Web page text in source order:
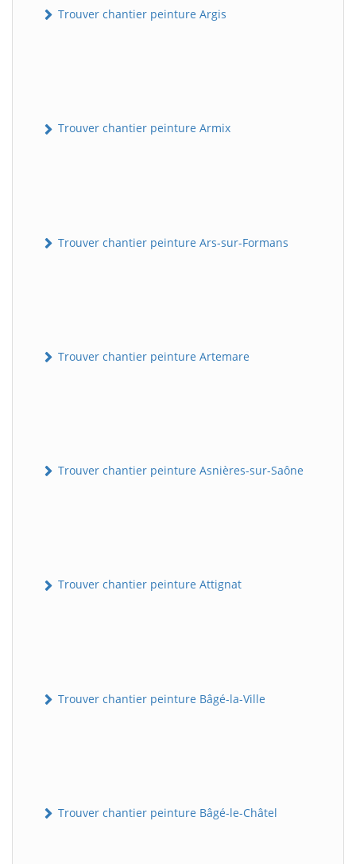
Trouver chantier peinture Argis
Trouver chantier peinture Armix
Trouver chantier peinture Ars-sur-Formans
Trouver chantier peinture Artemare
Trouver chantier peinture Asnières-sur-Saône
Trouver chantier peinture Attignat
Trouver chantier peinture Bâgé-la-Ville
Trouver chantier peinture Bâgé-le-Châtel